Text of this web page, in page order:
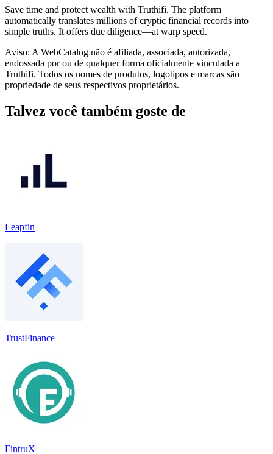
Save time and protect wealth with Truthifi. The platform
automatically translates millions of cryptic financial records into
simple truths. It offers due diligence—at warp speed.
Aviso: A WebCatalog não é afiliada, associada, autorizada,
endossada por ou de qualquer forma oficialmente vinculada a
Truthifi. Todos os nomes de produtos, logotipos e marcas são
propriedade de seus respectivos proprietários.
Talvez você também goste de
Leapfin
TrustFinance
FintruX